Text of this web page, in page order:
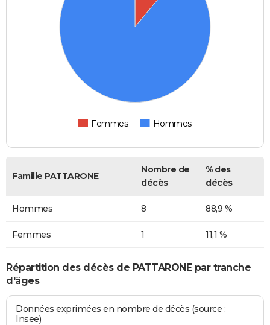
Femmes Hommes
Famille PATTARONE
Nombre de
décès
% des
décès
Hommes 8 88,9 %
Femmes 1 11,1 %
Répartition des décès de PATTARONE par tranche
d'âges
Données exprimées en nombre de décès (source :
Insee)